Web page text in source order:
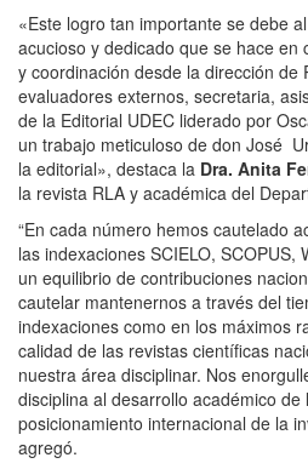
«Este logro tan importante se debe
acucioso y dedicado que se hace en
y coordinación desde la dirección de
evaluadores externos, secretaria,
de la Editorial UDEC liderado por
un trabajo meticuloso de don José
la editorial», destaca la Dra. Anita
la revista RLA y académica del
“En cada número hemos cautelado
las indexaciones SCIELO, SCOPUS,
un equilibrio de contribuciones
cautelar mantenernos a través del
indexaciones como en los máximos
calidad de las revistas científicas
nuestra área disciplinar. Nos
disciplina al desarrollo académico de
posicionamiento internacional de la
agregó.